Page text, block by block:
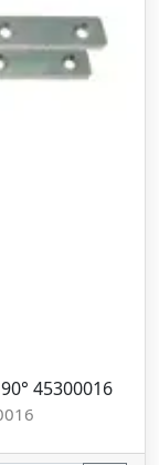
45300016